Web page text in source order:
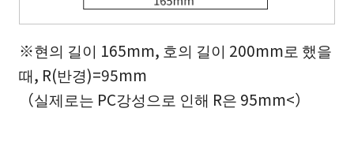
※현의 길이 165mm, 호의 길이 200mm로 했을
때, R(반경)=95mm
（실제로는 PC강성으로 인해 R은 95mm<）